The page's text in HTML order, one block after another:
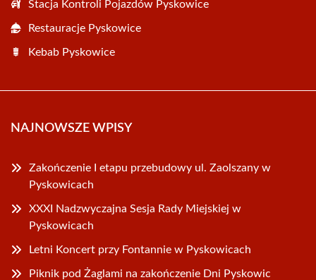
Stacja Kontroli Pojazdów Pyskowice
Restauracje Pyskowice
Kebab Pyskowice
NAJNOWSZE WPISY
Zakończenie I etapu przebudowy ul. Zaolszany w
Pyskowicach
XXXI Nadzwyczajna Sesja Rady Miejskiej w
Pyskowicach
Letni Koncert przy Fontannie w Pyskowicach
Piknik pod Żaglami na zakończenie Dni Pyskowic